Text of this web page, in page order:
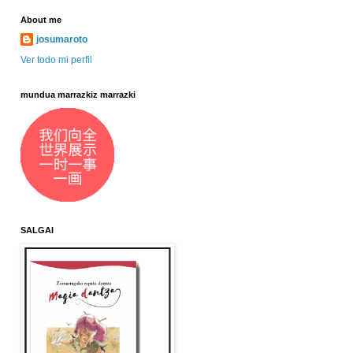
About me
josumaroto
Ver todo mi perfil
mundua marrazkiz marrazki
SALGAI